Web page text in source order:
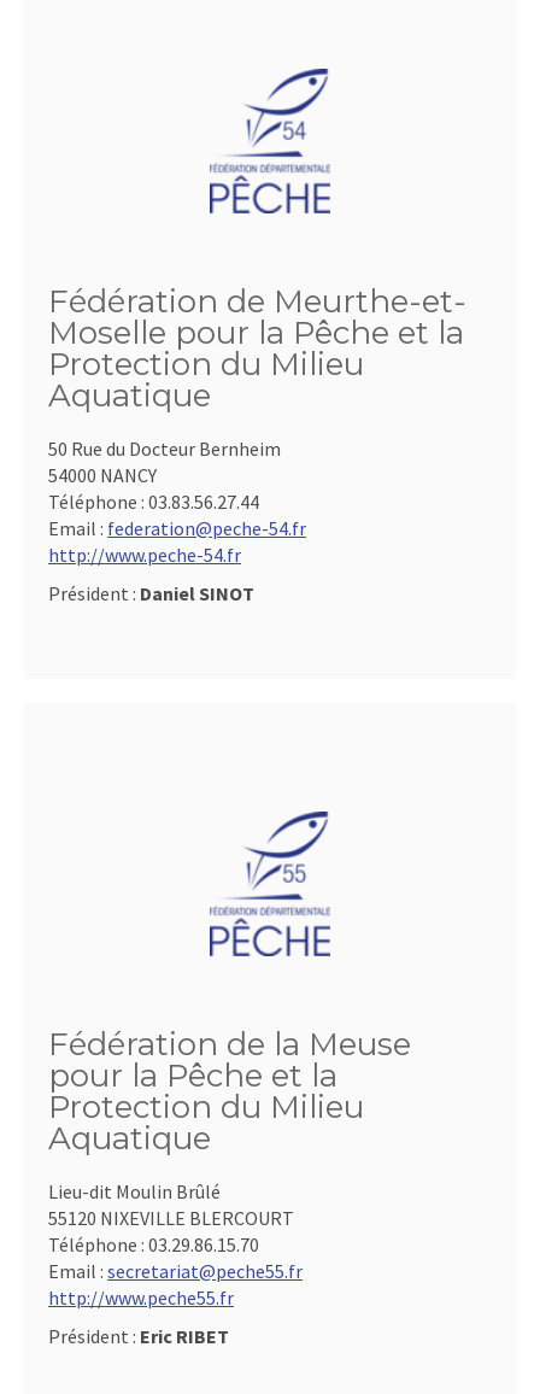
Fédération de Meurthe-et-
Moselle pour la Pêche et la
Protection du Milieu
Aquatique
50 Rue du Docteur Bernheim
54000 NANCY
Téléphone : 03.83.56.27.44
Email : federation@peche-54.fr
http://www.peche-54.fr
Président : Daniel SINOT
Fédération de la Meuse
pour la Pêche et la
Protection du Milieu
Aquatique
Lieu-dit Moulin Brûlé
55120 NIXEVILLE BLERCOURT
Téléphone : 03.29.86.15.70
Email : secretariat@peche55.fr
http://www.peche55.fr
Président : Eric RIBET